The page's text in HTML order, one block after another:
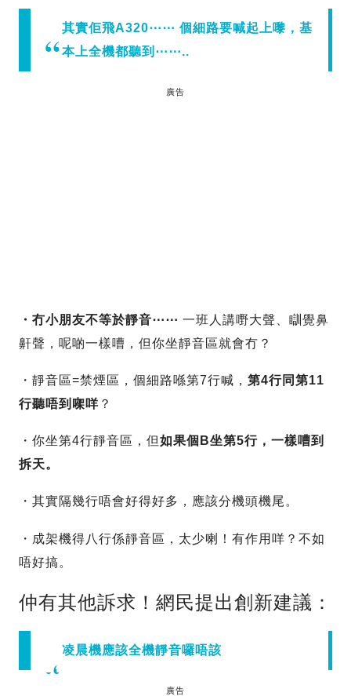
其實佢飛A320⋯⋯ 個細路要喊起上嚟，基
本上全機都聽到⋯⋯..
廣告
・冇小朋友不等於靜音⋯⋯ 一班人講嘢大聲、瞓覺鼻
鼾聲，呢啲一樣嘈，但你坐靜音區就會冇？
・靜音區=禁煙區，個細路喺第7行喊， 第4行同第11
行聽唔到㗎咩 ？
・你坐第4行靜音區，但如果個B坐第5行，一樣嘈到
拆天。
・其實隔幾行唔會好得好多，應該分機頭機尾。
・成架機得八行係靜音區，太少喇！有作用咩？不如
唔好搞。
仲有其他訴求！網民提出創新建議：
凌晨機應該全機靜音囉唔該
廣告